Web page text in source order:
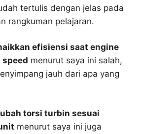
tertulis dengan jelas pada
rangkuman pelajaran.
efisiensi saat engine
menurut saya ini salah,
jauh dari apa yang
torsi turbin sesuai
menurut saya ini juga